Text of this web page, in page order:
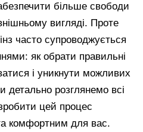
більше свободи
вигляді. Проте
часто супроводжується
як обрати правильні
і уникнути можливих
детально розглянемо всі
цей процес
комфортним для вас.